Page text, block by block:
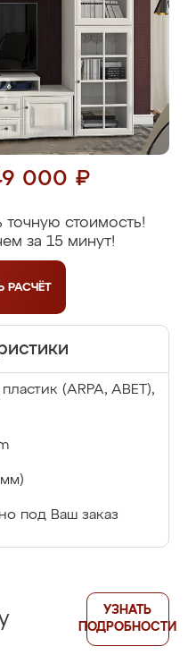
000 ₽
стоимость!
за 15 минут!
РАСЧЁТ
(ARPA, ABET),
под Ваш заказ
УЗНАТЬ
ПОДРОБНОСТИ